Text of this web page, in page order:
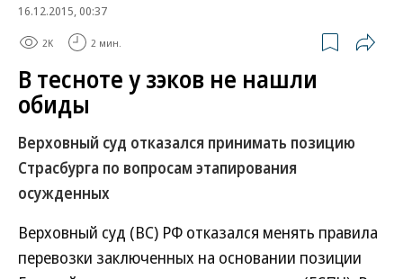
16.12.2015, 00:37
2K 2 мин.
В тесноте у зэков не нашли
обиды
Верховный суд отказался принимать позицию
Страсбурга по вопросам этапирования
осужденных
Верховный суд (ВС) РФ отказался менять правила
перевозки заключенных на основании позиции